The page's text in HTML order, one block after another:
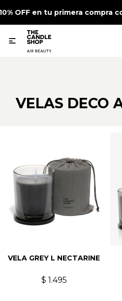
OFF en tu primera compra

VELAS DECO
VELA GREY L NECTARINE
$ 1.495